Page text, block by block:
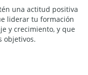
una actitud positiva
liderar tu formación
y crecimiento, y que
objetivos.